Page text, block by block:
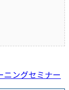
ングセミナー